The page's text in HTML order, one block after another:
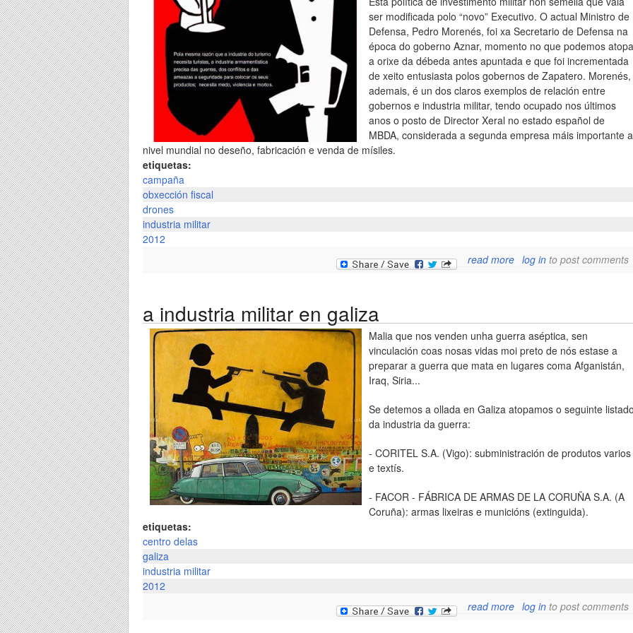
ser modificada polo “novo” Executivo. O actual Ministro de
Defensa, Pedro Morenés, foi xa Secretario de Defensa na
época do goberno Aznar, momento no que podemos
a orixe da débeda antes apuntada e que foi incrementada
de xeito entusiasta polos gobernos de Zapatero. Morenés,
ademais, é un dos claros exemplos de relación entre
gobernos e industria militar, tendo ocupado nos últimos
anos o posto de Director Xeral no estado español de
MBDA, considerada a segunda empresa máis importante a
nivel mundial no deseño, fabricación e venda de mísiles.
etiquetas:
campaña
obxección fiscal
drones
industria militar
2012
read more about campaña obxección
fiscal 2012 :: “industria
log in to post comments
a industria militar en galiza
Malia que nos venden unha guerra aséptica, sen
vinculación coas nosas vidas moi preto de nós estase a
preparar a guerra que mata en lugares coma Afganistán,
Iraq, Siria...
Se detemos a ollada en Galiza atopamos o seguinte listado
da industria da guerra:
- CORITEL S.A. (Vigo): subministración de produtos varios
e textís.
- FACOR - FÁBRICA DE ARMAS DE LA CORUÑA S.A. (A
Coruña): armas lixeiras e municións (extinguida).
etiquetas:
centro delas
galiza
industria militar
2012
read more about a industria militar en
log in to post comments